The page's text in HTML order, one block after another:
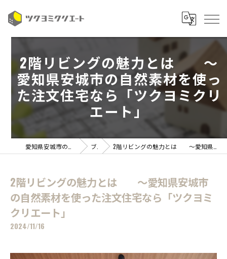
2階リビングの魅力とは ～
愛知県安城市の自然素材を使っ
た注文住宅なら「ツクヨミクリ
エート」
ブログ 2階リビングの魅力とは ～愛知県安城市の自然素材を使った注文住宅なら「ツクヨミクリエート」
2階リビングの魅力とは ～愛知県安城市
の自然素材を使った注文住宅なら「ツクヨミ
クリエート」
2024/11/16